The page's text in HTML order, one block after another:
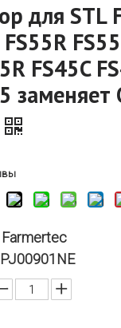
для STL
FS45C
заменяет
Farmertec
PJ00901NE